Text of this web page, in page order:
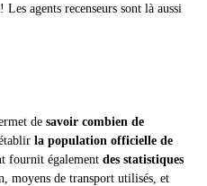
agents recenseurs sont là aussi
desavoir combien de
la population officielle de
fournit égalementdes statistiques
moyens de transport utilisés, et